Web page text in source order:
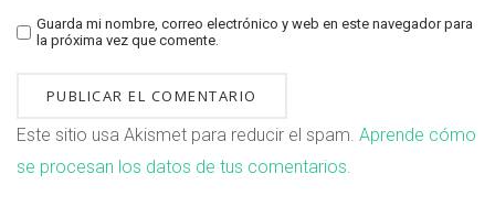
Guarda mi nombre, correo electrónico y web en este navegador para
la próxima vez que comente.
Este sitio usa Akismet para reducir el spam. Aprende cómo
se procesan los datos de tus comentarios.